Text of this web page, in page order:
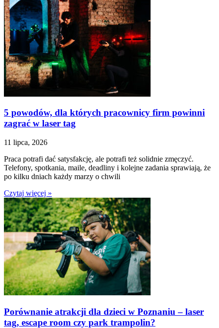
5 powodów, dla których pracownicy firm powinni
zagrać w laser tag
11 lipca, 2026
Praca potrafi dać satysfakcję, ale potrafi też solidnie zmęczyć.
Telefony, spotkania, maile, deadliny i kolejne zadania sprawiają, że
po kilku dniach każdy marzy o chwili
Czytaj więcej »
Porównanie atrakcji dla dzieci w Poznaniu – laser
tag, escape room czy park trampolin?